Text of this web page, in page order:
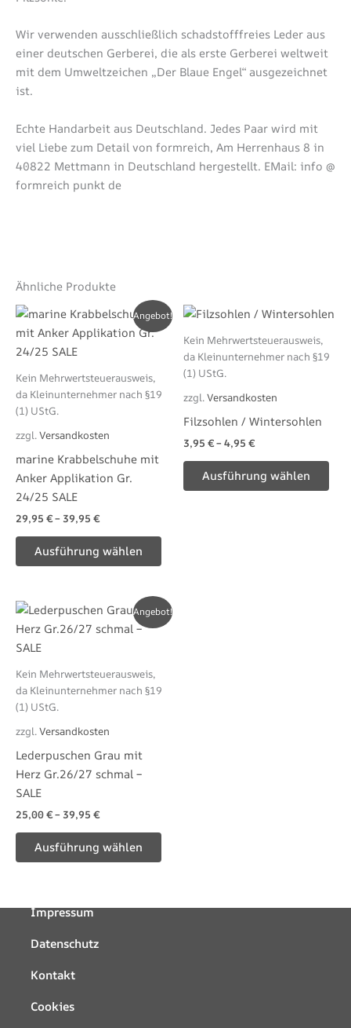
Wir verwenden ausschließlich schadstofffreies Leder aus
einer deutschen Gerberei, die als erste Gerberei weltweit
mit dem Umweltzeichen „Der Blaue Engel“ ausgezeichnet
ist.
Echte Handarbeit aus Deutschland. Jedes Paar wird mit
viel Liebe zum Detail von formreich, Am Herrenhaus 8 in
40822 Mettmann in Deutschland hergestellt. EMail: info @
formreich punkt de
Ähnliche Produkte
Angebot!
Kein Mehrwertsteuerausweis,
da Kleinunternehmer nach §19
(1) UStG.
zzgl.Versandkosten
marine Krabbelschuhe mit
Anker Applikation Gr.
24/25 SALE
29,95 €– 39,95 €
Ausführung wählen
Dieses
Produkt
weist
mehrere
Optionen
können
gewählt
Kein Mehrwertsteuerausweis,
da Kleinunternehmer nach §19
(1) UStG.
zzgl.Versandkosten
Filzsohlen / Wintersohlen
3,95 €– 4,95 €
Ausführung wählen
Angebot!
Kein Mehrwertsteuerausweis,
da Kleinunternehmer nach §19
(1) UStG.
zzgl.Versandkosten
Lederpuschen Grau mit
Herz Gr.26/27 schmal –
SALE
25,00€– 39,95 €
Ausführung wählen
Dieses
Produkt
gewählt
Impressum
Datenschutz
Kontakt
Cookies